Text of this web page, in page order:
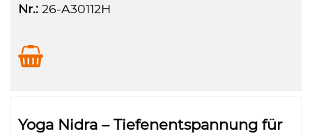
Nr.: 26-A30112H
Yoga Nidra – Tiefenentspannung für